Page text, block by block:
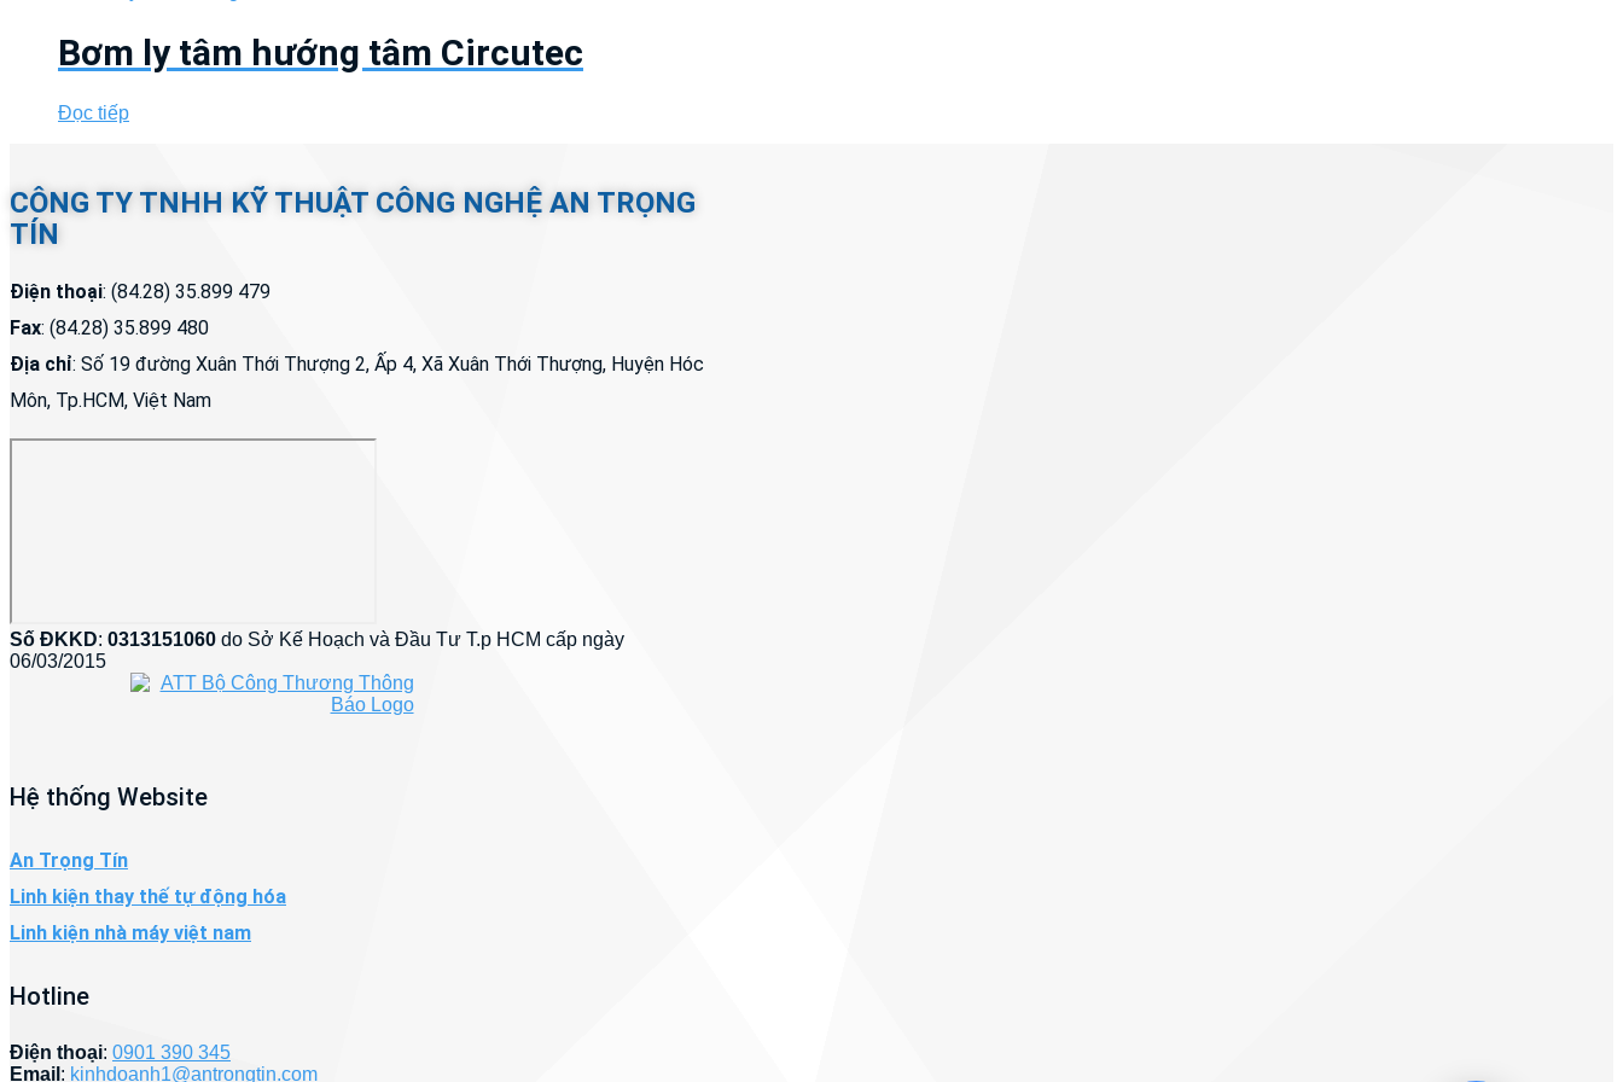
Bơm ly tâm hướng tâm Circutec
Đọc tiếp
CÔNG TY TNHH KỸ THUẬT CÔNG NGHỆ AN TRỌNG
TÍN
Điện thoại: (84.28) 35.899 479
Fax: (84.28) 35.899 480
Địa chỉ: Số 19 đường Xuân Thới Thượng 2, Ấp 4, Xã Xuân Thới Thượng, Huyện Hóc
Môn, Tp.HCM, Việt Nam
Số ĐKKD: 0313151060 do Sở Kế Hoạch và Đầu Tư T.p HCM cấp ngày
06/03/2015
Hệ thống Website
An Trọng Tín
Linh kiện thay thế tự động hóa
Linh kiện nhà máy việt nam
Hotline
Điện thoại: 0901 390 345
Email : kinhdoanh1@antrongtin.com